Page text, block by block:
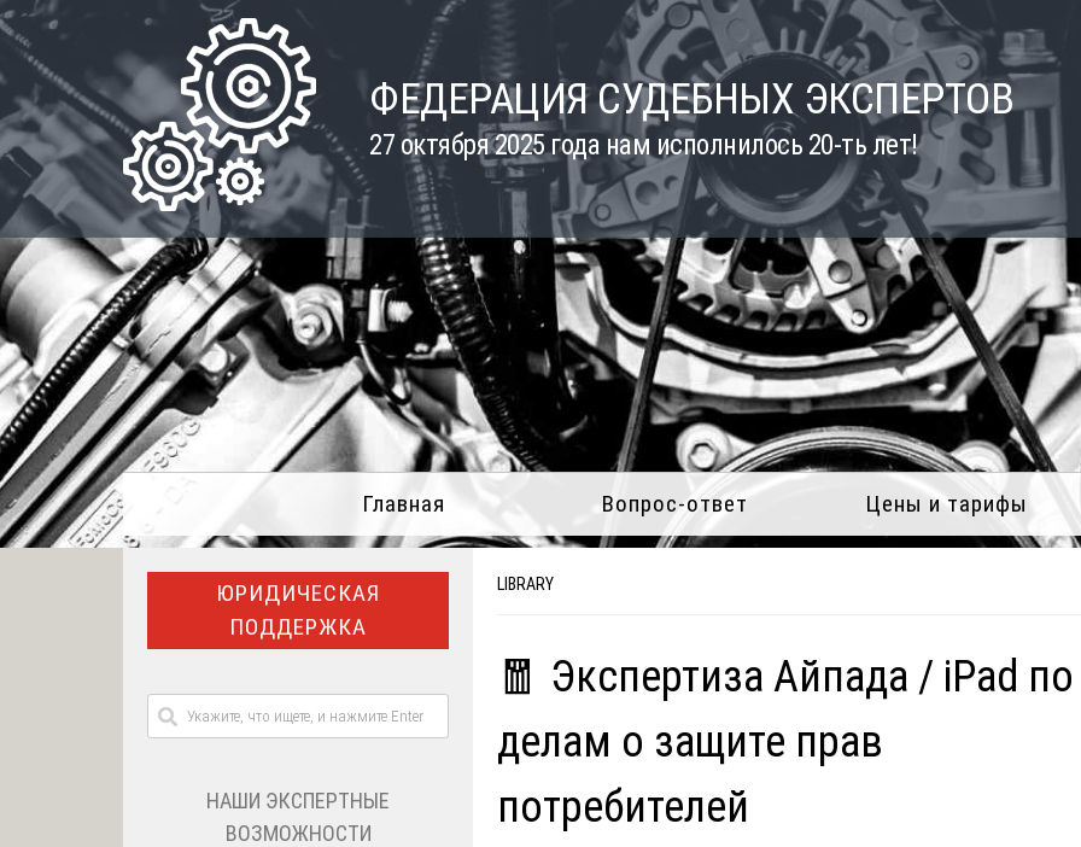
Skip
content
ФЕДЕРАЦИЯ СУДЕБНЫХ ЭКСПЕРТОВ
27 октября 2025 года нам исполнилось 20-ть лет!
Главная Вопрос-ответ Цены и тарифы
LIBRARY
🧧 Экспертиза Айпада / iPad по
делам о защите прав
потребителей
ЮРИДИЧЕСКАЯ
ПОДДЕРЖКА
НАШИ ЭКСПЕРТНЫЕ
ВОЗМОЖНОСТИ